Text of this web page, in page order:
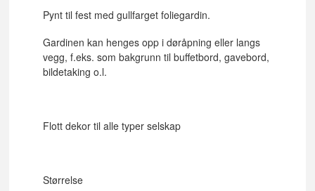
Pynt til fest med gullfarget foliegardin.
Gardinen kan henges opp i døråpning eller langs
vegg, f.eks. som bakgrunn til buffetbord, gavebord,
bildetaking o.l.
Flott dekor til alle typer selskap
Størrelse